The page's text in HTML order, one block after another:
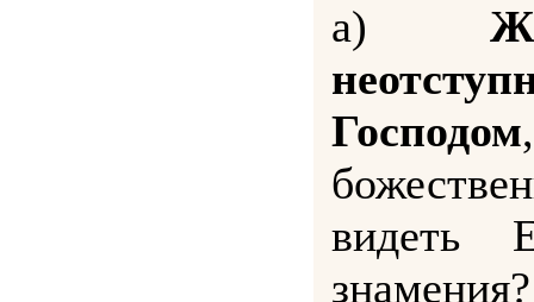
а)
Господом
видеть